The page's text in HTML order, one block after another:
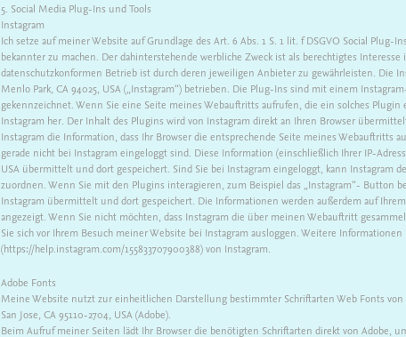
5. Social Media Plug-Ins und Tools
Instagram
Ich setze auf meiner Website auf Grundlage des Art. 6 Abs. 1 S. 1 lit. f DSGVO Social
bekannter zu machen. Der dahinterstehende werbliche Zweck ist als berechtigtes
datenschutzkonformen Betrieb ist durch deren jeweiligen Anbieter zu gewährleisten. Die
Menlo Park, CA 94025, USA („Instagram“) betrieben. Die Plug-Ins sind mit einem
gekennzeichnet. Wenn Sie eine Seite meines Webauftritts aufrufen, die ein solches
Instagram her. Der Inhalt des Plugins wird von Instagram direkt an Ihren Browser
Instagram die Information, dass Ihr Browser die entsprechende Seite meines Webauftritts
gerade nicht bei Instagram eingeloggt sind. Diese Information (einschließlich Ihrer IP-
USA übermittelt und dort gespeichert. Sind Sie bei Instagram eingeloggt, kann Instagram
zuordnen. Wenn Sie mit den Plugins interagieren, zum Beispiel das „Instagram“- Button
Instagram übermittelt und dort gespeichert. Die Informationen werden außerdem auf
angezeigt. Wenn Sie nicht möchten, dass Instagram die über meinen Webauftritt
Sie sich vor Ihrem Besuch meiner Website bei Instagram ausloggen. Weitere
(https://help.instagram.com/155833707900388) von Instagram.
Adobe Fonts
Meine Website nutzt zur einheitlichen Darstellung bestimmter Schriftarten Web Fonts von
San Jose, CA 95110-2704, USA (Adobe).
Beim Aufruf meiner Seiten lädt Ihr Browser die benötigten Schriftarten direkt von Adobe,